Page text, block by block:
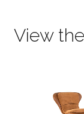
View